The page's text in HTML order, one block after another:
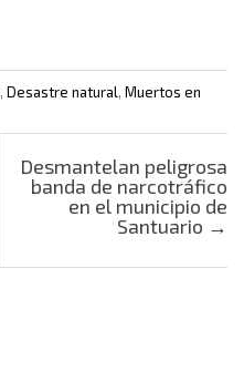
, Desastre natural, Muertos en
Desmantelan peligrosa
banda de narcotráfico
en el municipio de
Santuario →